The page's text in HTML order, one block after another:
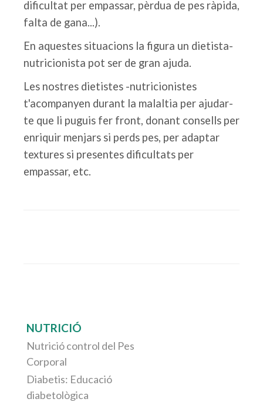
dificultat per empassar, pèrdua de pes ràpida,
falta de gana...).
En aquestes situacions la figura un dietista-
nutricionista pot ser de gran ajuda.
Les nostres dietistes -nutricionistes
t'acompanyen durant la malaltia per ajudar-
te que li puguis fer front, donant consells per
enriquir menjars si perds pes, per adaptar
textures si presentes dificultats per
empassar, etc.
NUTRICIÓ
Nutrició control del Pes
Corporal
Diabetis: Educació
diabetològica